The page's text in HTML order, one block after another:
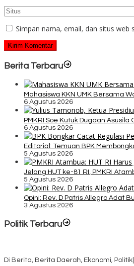
Simpan nama, email, dan situs web
Berita Terbaru
Mahasiswa KKN UMK Bersama
6 Agustus 2026
PMKRI Soe Kutuk Dugaan
6 Agustus 2026
Editorial: Temuan BPK
5 Agustus 2026
Jelang HUT ke-81 RI, PMKRI
5 Agustus 2026
Opini: Rev. D Patris Allegro Adat
3 Agustus 2026
Politik Terbaru
Di Berita, Berita Daerah, Ekonomi, Politik